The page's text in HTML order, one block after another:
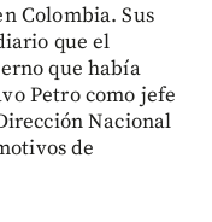
Colombia. Sus
que el
que había
Petro como jefe
Nacional
de